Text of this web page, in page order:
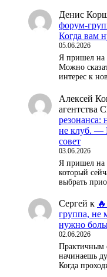
Денис
форум-
Когда вам
05.06.2026
Я пришел на
Можно
интерес к
Алексей
агентства
резонанса:
не клуб. —
совет
03.06.2026
Я пришел на
который
выбрать
Сергей к
группа, не
нужно
02.06.2026
Практичным
начинаешь
Когда